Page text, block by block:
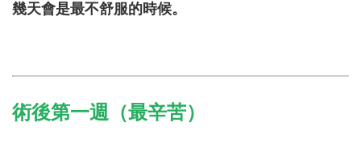
幾天會是最不舒服的時候。
術後第一週（最辛苦）